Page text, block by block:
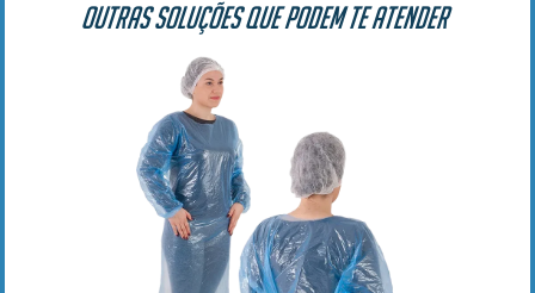
Outras soluções que podem te atender